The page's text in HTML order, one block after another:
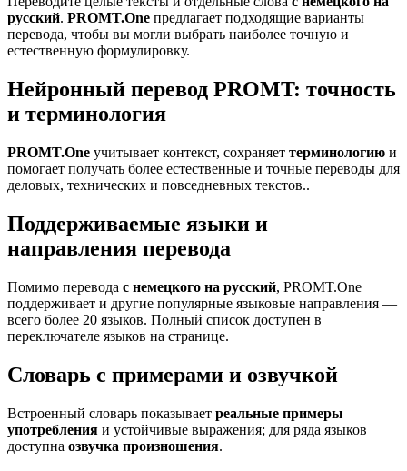
русский. PROMT.One предлагает подходящие варианты
перевода, чтобы вы могли выбрать наиболее точную и
естественную формулировку.
Нейронный перевод PROMT: точность
и терминология
PROMT.One учитывает контекст, сохраняет терминологию и
помогает получать более естественные и точные переводы для
деловых, технических и повседневных текстов..
Поддерживаемые языки и
направления перевода
Помимо перевода с немецкого на русский, PROMT.One
поддерживает и другие популярные языковые направления —
всего более 20 языков. Полный список доступен в
переключателе языков на странице.
Словарь с примерами и озвучкой
Встроенный словарь показывает реальные примеры
употребления и устойчивые выражения; для ряда языков
доступна озвучка произношения.